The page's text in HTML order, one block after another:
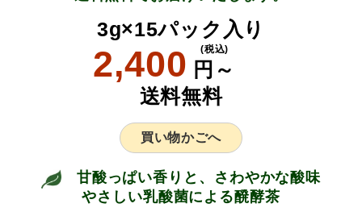
3g×15パック入り
2,400 円～
(税込)
送料無料
買い物かごへ
甘酸っぱい香りと、さわやかな酸味
やさしい乳酸菌による醗酵茶